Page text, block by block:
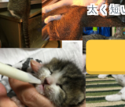
太く短